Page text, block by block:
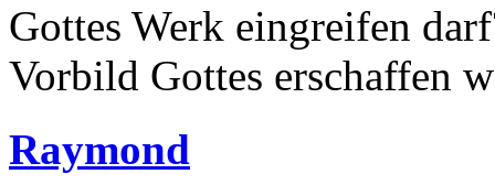
Gottes Werk eingreifen
Vorbild Gottes erschaffen
Raymond